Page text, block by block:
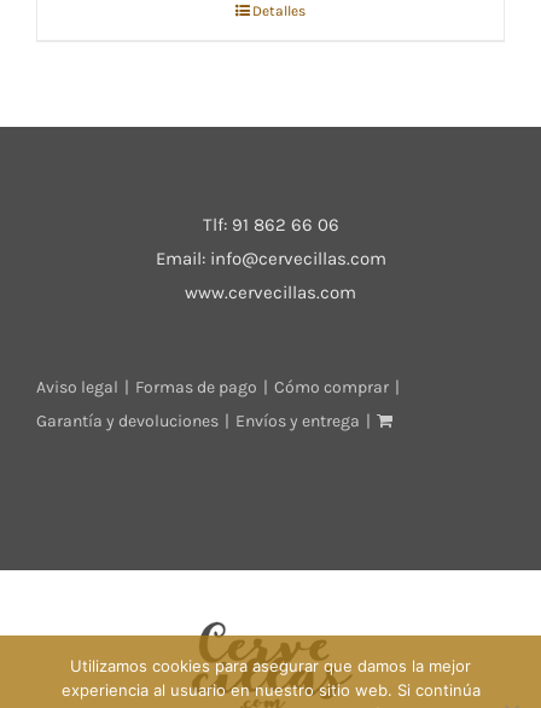
Detalles
Tlf: 91 862 66 06
Email: info@cervecillas.com
www.cervecillas.com
Aviso legal Formas de pago
Cómo comprar
Garantía y devoluciones
Envíos y entrega
Utilizamos cookies para asegurar que damos la mejor
experiencia al usuario en nuestro sitio web. Si continúa